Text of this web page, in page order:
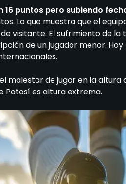
16 puntos pero subiendo
Lo que muestra que el
visitante. El sufrimiento de
de un jugador menor.
de jugar en la altura
Potosí es altura extrema.